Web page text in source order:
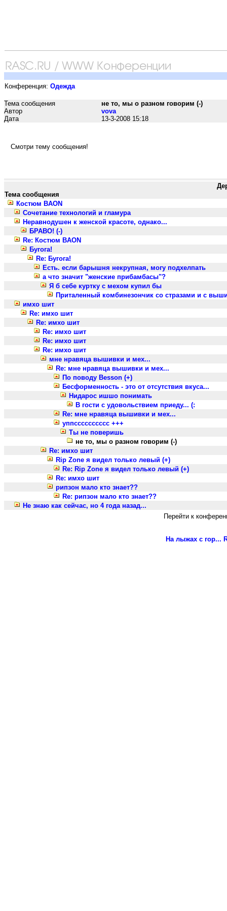
Конференция: Одежда
Тема сообщения
не то, мы о разном говорим (-)
Автор
vova
Дата
13-3-2008 15:18
Смотри тему сообщения!
Тема сообщения
Костюм BAON
Сочетание технологий и гламура
Неравнодушен к женской красоте, однако...
БРАВО! (-)
Re: Костюм BAON
Бугога!
Re: Бугога!
Есть. если барышня некрупная, могу подхелпать
а что значит "женские прибамбасы"?
Я б себе куртку с мехом купил бы
Приталенный комбинезончик со стразами и с
имхо шит
Re: имхо шит
Re: имхо шит
Re: имхо шит
Re: имхо шит
Re: имхо шит
мне нравяца вышивки и мех...
Re: мне нравяца вышивки и мех...
По поводу Besson (+)
Бесформенность - это от отсутствия вкуса...
Нидарос ишшо понимать
В гости с удовольствием приеду... (:
Re: мне нравяца вышивки и мех...
уппсссссссссс +++
Ты не поверишь
не то, мы о разном говорим (-)
Re: имхо шит
Rip Zone я видел только левый (+)
Re: Rip Zone я видел только левый (+)
Re: имхо шит
рипзон мало кто знает??
Re: рипзон мало кто знает??
Не знаю как сейчас, но 4 года назад...
Перейти к
На лыжах с гор...